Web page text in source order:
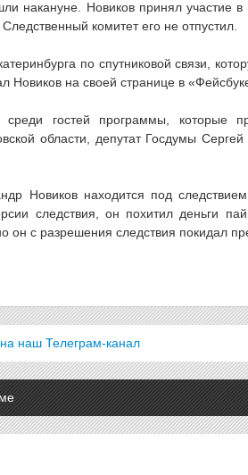
накануне. Новиков принял участие
комитет его не отпустил.
по спутниковой связи,
Новиков на своей странице в
гостей программы, которые
области, депутат Госдумы
Новиков находится под
следствия, он похитил деньги
он с разрешения следствия покидал
наш Телеграм-канал